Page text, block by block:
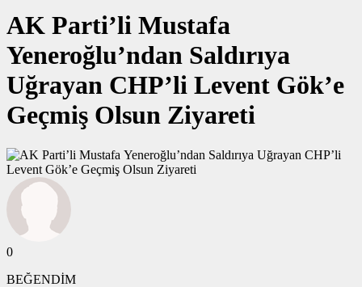
AK Parti’li Mustafa
Yeneroğlu’ndan Saldırıya
Uğrayan CHP’li Levent Gök’e
Geçmiş Olsun Ziyareti
0
BEĞENDİM